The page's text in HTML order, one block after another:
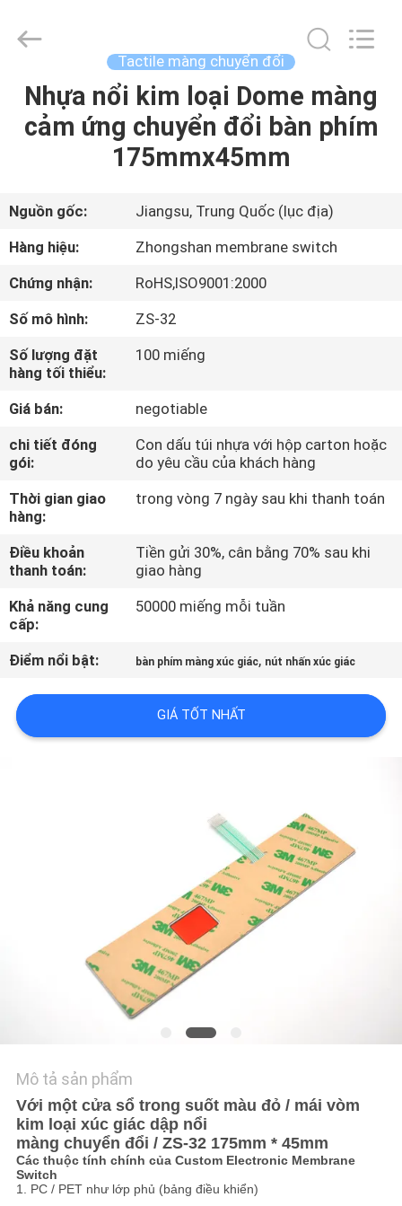
TRANG
CHỦ
SẢN
PHẨM
VỀ
CHÚNG
TÔI
THAM
QUAN
NHÀ
MÁY
KIỂM
SOÁT
CHẤT
LƯỢNG
SƠ
ĐỒ
TRANG
WEB
Zhongshan
Membrane
Rights
Reserved.
Tactile màng chuyển đổi
Nhựa nổi kim loại Dome màng
cảm ứng chuyển đổi bàn phím
175mmx45mm
Nguồn gốc:
Jiangsu, Trung Quốc (lục địa)
Hàng hiệu:
Zhongshan membrane switch
Chứng nhận:
RoHS,ISO9001:2000
Số mô hình:
ZS-32
Số lượng đặt
hàng tối thiểu:
100 miếng
Giá bán:
negotiable
chi tiết đóng
gói:
Con dấu túi nhựa với hộp carton hoặc
do yêu cầu của khách hàng
Thời gian giao
hàng:
trong vòng 7 ngày sau khi thanh toán
Điều khoản
thanh toán:
Tiền gửi 30%, cân bằng 70% sau khi
giao hàng
Khả năng cung
cấp:
50000 miếng mỗi tuần
Điểm nổi bật: bàn phím màng xúc giác, nút nhấn xúc giác
GIÁ TỐT NHẤT
Mô tả sản phẩm
Với một cửa sổ trong suốt màu đỏ / mái vòm
kim loại xúc giác dập nổi
màng chuyển đổi / ZS-32 175mm * 45mm
Các thuộc tính chính của Custom Electronic Membrane
Switch
1. PC / PET như lớp phủ (bảng điều khiển)